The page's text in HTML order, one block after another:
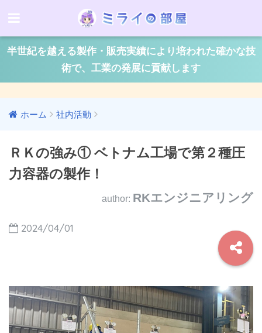
半世紀を越える製作・販売実績により培われた確かな技
術で、工業の発展に貢献します
ホーム 社内活動
ＲＫの強み① ベトナム工場で第２種圧
力容器の製作！
author: RKエンジニアリング
2024/04/01